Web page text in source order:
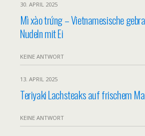
30. APRIL 2025
Mì xào trứng – Vietnamesische
Nudeln mit Ei
KEINE ANTWORT
13. APRIL 2025
Teriyaki Lachsteaks auf frischem
KEINE ANTWORT